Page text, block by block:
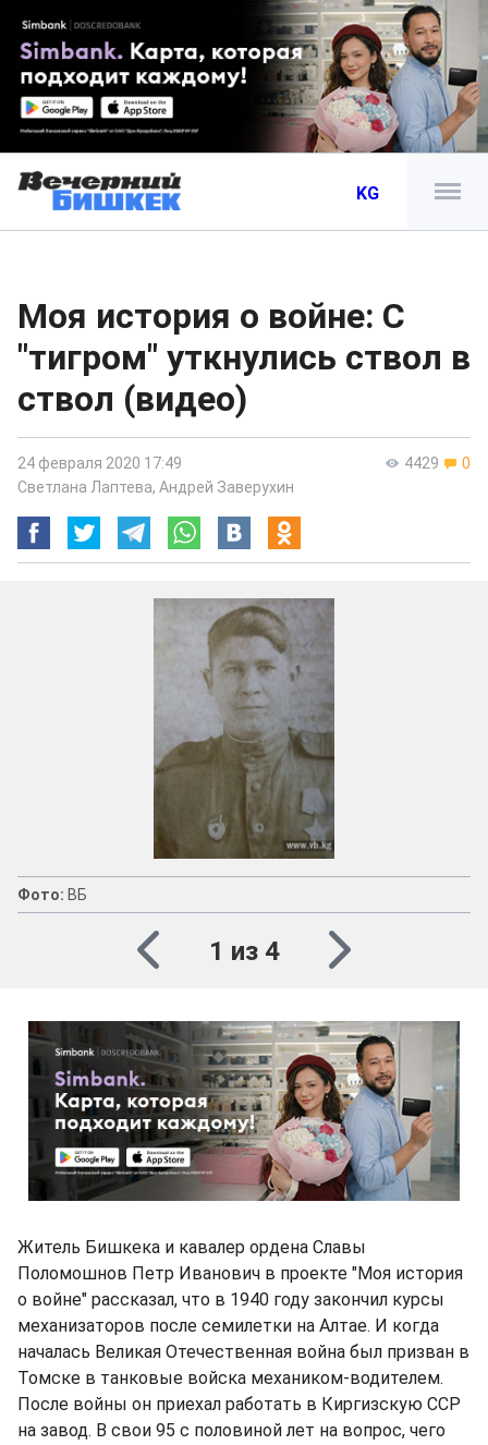
KG
Моя история о войне: С
"тигром" уткнулись ствол в
ствол (видео)
4429 0
24 февраля 2020 17:49
Светлана Лаптева, Андрей Заверухин
Фото: ВБ
1 из 4
Житель Бишкека и кавалер ордена Славы
Поломошнов Петр Иванович в проекте "Моя история
о войне" рассказал, что в 1940 году закончил курсы
механизаторов после семилетки на Алтае. И когда
началась Великая Отечественная война был призван в
Томске в танковые войска механиком-водителем.
После войны он приехал работать в Киргизскую ССР
на завод. В свои 95 с половиной лет на вопрос, чего